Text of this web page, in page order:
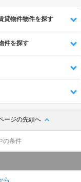
貸物件物件を探す
件を探す
ージの先頭へ
の条件
ら